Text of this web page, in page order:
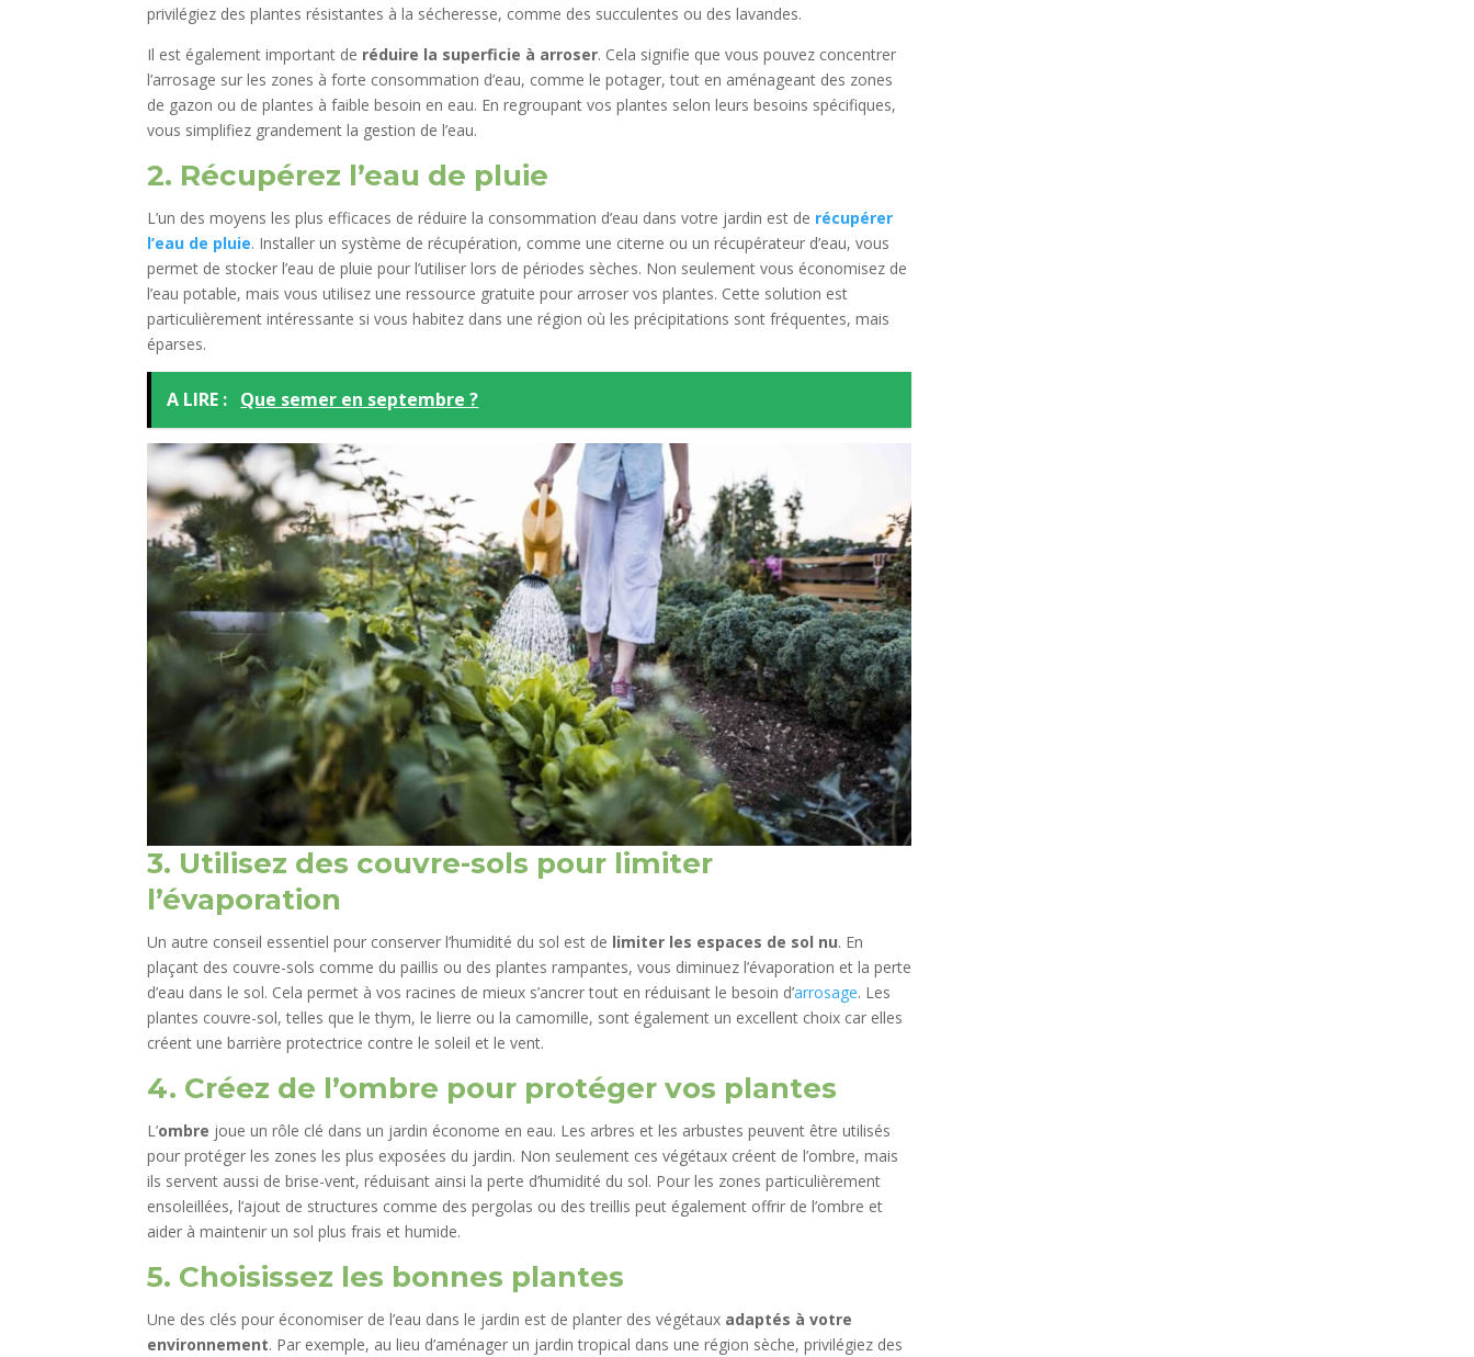
privilégiez des plantes résistantes à la sécheresse, comme des succulentes ou des lavandes.
Il est également important de réduire la superficie à arroser. Cela signifie que vous pouvez concentrer
l’arrosage sur les zones à forte consommation d’eau, comme le potager, tout en aménageant des zones
de gazon ou de plantes à faible besoin en eau. En regroupant vos plantes selon leurs besoins spécifiques,
vous simplifiez grandement la gestion de l’eau.
2. Récupérez l’eau de pluie
L’un des moyens les plus efficaces de réduire la consommation d’eau dans votre jardin est de récupérer
l’eau de pluie. Installer un système de récupération, comme une citerne ou un récupérateur d’eau, vous
permet de stocker l’eau de pluie pour l’utiliser lors de périodes sèches. Non seulement vous économisez de
l’eau potable, mais vous utilisez une ressource gratuite pour arroser vos plantes. Cette solution est
particulièrement intéressante si vous habitez dans une région où les précipitations sont fréquentes, mais
éparses.
A LIRE : Que semer en septembre ?
3. Utilisez des couvre-sols pour limiter
l’évaporation
Un autre conseil essentiel pour conserver l’humidité du sol est de limiter les espaces de sol nu. En
plaçant des couvre-sols comme du paillis ou des plantes rampantes, vous diminuez l’évaporation et la perte
d’eau dans le sol. Cela permet à vos racines de mieux s’ancrer tout en réduisant le besoin d’arrosage. Les
plantes couvre-sol, telles que le thym, le lierre ou la camomille, sont également un excellent choix car elles
créent une barrière protectrice contre le soleil et le vent.
4. Créez de l’ombre pour protéger vos plantes
L’ombre joue un rôle clé dans un jardin économe en eau. Les arbres et les arbustes peuvent être utilisés
pour protéger les zones les plus exposées du jardin. Non seulement ces végétaux créent de l’ombre, mais
ils servent aussi de brise-vent, réduisant ainsi la perte d’humidité du sol. Pour les zones particulièrement
ensoleillées, l’ajout de structures comme des pergolas ou des treillis peut également offrir de l’ombre et
aider à maintenir un sol plus frais et humide.
5. Choisissez les bonnes plantes
Une des clés pour économiser de l’eau dans le jardin est de planter des végétaux adaptés à votre
environnement. Par exemple, au lieu d’aménager un jardin tropical dans une région sèche, privilégiez des